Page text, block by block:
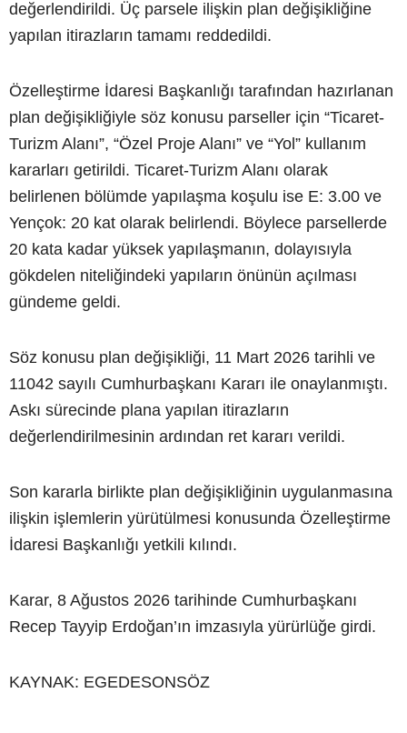
değerlendirildi. Üç parsele ilişkin plan değişikliğine
yapılan itirazların tamamı reddedildi.
Özelleştirme İdaresi Başkanlığı tarafından hazırlanan
plan değişikliğiyle söz konusu parseller için “Ticaret-
Turizm Alanı”, “Özel Proje Alanı” ve “Yol” kullanım
kararları getirildi. Ticaret-Turizm Alanı olarak
belirlenen bölümde yapılaşma koşulu ise E: 3.00 ve
Yençok: 20 kat olarak belirlendi. Böylece parsellerde
20 kata kadar yüksek yapılaşmanın, dolayısıyla
gökdelen niteliğindeki yapıların önünün açılması
gündeme geldi.
Söz konusu plan değişikliği, 11 Mart 2026 tarihli ve
11042 sayılı Cumhurbaşkanı Kararı ile onaylanmıştı.
Askı sürecinde plana yapılan itirazların
değerlendirilmesinin ardından ret kararı verildi.
Son kararla birlikte plan değişikliğinin uygulanmasına
ilişkin işlemlerin yürütülmesi konusunda Özelleştirme
İdaresi Başkanlığı yetkili kılındı.
Karar, 8 Ağustos 2026 tarihinde Cumhurbaşkanı
Recep Tayyip Erdoğan’ın imzasıyla yürürlüğe girdi.
KAYNAK: EGEDESONSÖZ